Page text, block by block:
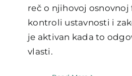
reč o njihovoj osnovnoj
kontroli ustavnosti i
je aktivan kada to
vlasti.